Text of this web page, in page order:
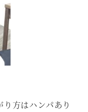
方はハンパあり